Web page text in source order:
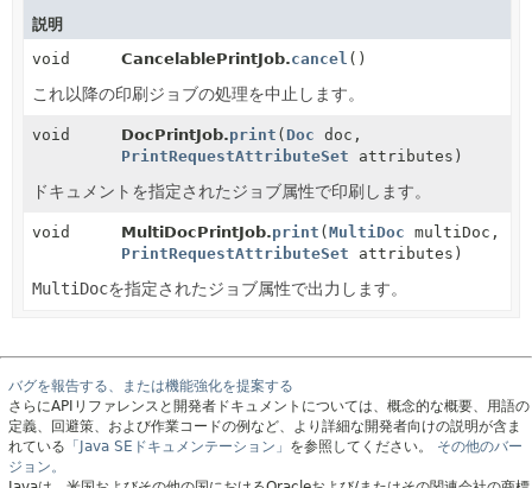
説明
void
CancelablePrintJob.cancel ()
これ以降の印刷ジョブの処理を中止します。
void DocPrintJob.print ( Doc doc,
PrintRequestAttributeSet attributes)
ドキュメントを指定されたジョブ属性で印刷します。
void MultiDocPrintJob.print (MultiDoc multiDoc,
PrintRequestAttributeSet attributes)
MultiDocを指定されたジョブ属性で出力します。
バグを報告する、または機能強化を提案する
さらにAPIリファレンスと開発者ドキュメントについては、概念的な概要、用語の
定義、回避策、および作業コードの例など、より詳細な開発者向けの説明が含ま
れている 「Java SEドキュメンテーション」 を参照してください。
その他のバー
ジョン。